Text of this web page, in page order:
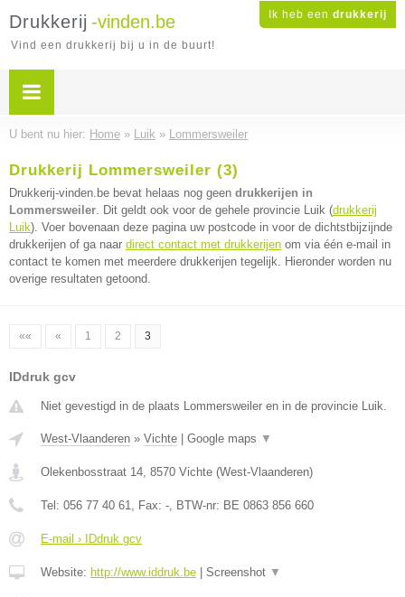
Ik heb een drukkerij
Drukkerij -vinden.be
Vind een drukkerij bij u in de buurt!
U bent nu hier: Home » Luik » Lommersweiler
Drukkerij Lommersweiler (3)
Drukkerij-vinden.be bevat helaas nog geen drukkerijen in
Lommersweiler. Dit geldt ook voor de gehele provincie Luik (drukkerij
Luik). Voer bovenaan deze pagina uw postcode in voor de dichtstbijzijnde
drukkerijen of ga naar direct contact met drukkerijen om via één e-mail in
contact te komen met meerdere drukkerijen tegelijk. Hieronder worden nu
overige resultaten getoond.
«« « 1 2 3
IDdruk gcv
Niet gevestigd in de plaats Lommersweiler en in de provincie Luik.
West-Vlaanderen » Vichte Google maps ▼
Olekenbosstraat 14, 8570 Vichte (West-Vlaanderen)
Tel: 056 77 40 61, Fax: -, BTW-nr: BE 0863 856 660
E-mail › IDdruk gcv
Website: http://www.iddruk.be Screenshot ▼